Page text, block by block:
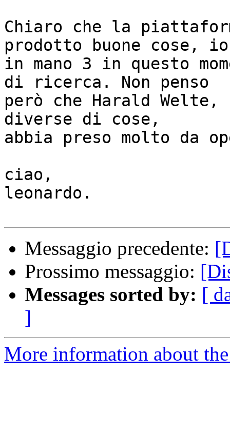
Chiaro che la
prodotto buone cose,
in mano 3 in questo
di ricerca. Non penso
però che Harald
diverse di cose,
abbia preso molto da
ciao,
leonardo.
Messaggio precedente:
Prossimo messaggio:
Messages sorted by: [
]
More information about